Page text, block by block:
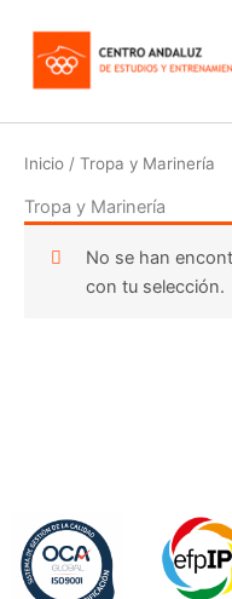
contenido
Inicio / Tropa y Marinería
Tropa y Marinería
No se han
con tu selección.